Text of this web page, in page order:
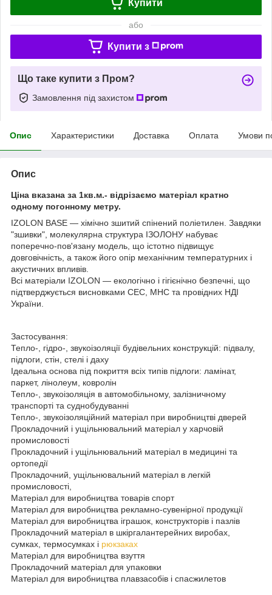
Купити
або
Купити з
Що таке купити з Пром?
Замовлення під захистом
Опис Характеристики Доставка Оплата Умови
Опис
Ціна вказана за 1кв.м.- відрізаємо матеріал кратно
одному погонному метру.
IZOLON BASE ― хімічно зшитий спінений поліетилен. Завдяки
"зшивки", молекулярна структура ІЗОЛОНУ набуває
поперечно-пов'язану модель, що істотно підвищує
довговічність, а також його опір механічним температурних і
акустичних впливів.
Всі матеріали IZOLON ― екологічно і гігієнічно безпечні, що
підтверджується висновками СЕС, МНС та провідних НДІ
України.
Застосування:
Тепло-, гідро-, звукоізоляції будівельних конструкцій: підвалу,
підлоги, стін, стелі і даху
Ідеальна основа під покриття всіх типів підлоги: ламінат,
паркет, лінолеум, ковролін
Тепло-, звукоізоляція в автомобільному, залізничному
транспорті та суднобудуванні
Тепло-, звукоізоляційний матеріал при виробництві дверей
Прокладочний і ущільнювальний матеріал у харчовій
промисловості
Прокладочний і ущільнювальний матеріал в медицині та
ортопедії
Прокладочний, ущільнювальний матеріал в легкій
промисловості,
Матеріал для виробництва товарів спорт
Матеріал для виробництва рекламно-сувенірної продукції
Матеріал для виробництва іграшок, конструкторів і пазлів
Прокладочний матеріал в шкіргалантерейних виробах,
сумках, термосумках і рюкзаках
Матеріал для виробництва взуття
Прокладочний матеріал для упаковки
Матеріал для виробництва плавзасобів і спасжилетов